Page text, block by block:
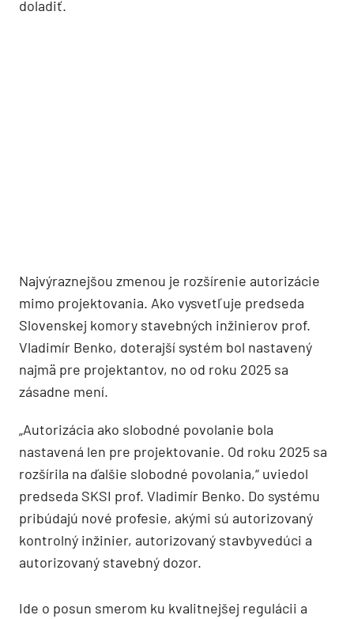
doladiť.
Najvýraznejšou zmenou je rozšírenie autorizácie
mimo projektovania. Ako vysvetľuje predseda
Slovenskej komory stavebných inžinierov prof.
Vladimír Benko, doterajší systém bol nastavený
najmä pre projektantov, no od roku 2025 sa
zásadne mení.
„Autorizácia ako slobodné povolanie bola
nastavená len pre projektovanie. Od roku 2025 sa
rozšírila na ďalšie slobodné povolania,“ uviedol
predseda SKSI prof. Vladimír Benko. Do systému
pribúdajú nové profesie, akými sú autorizovaný
kontrolný inžinier, autorizovaný stavbyvedúci a
autorizovaný stavebný dozor.
Ide o posun smerom ku kvalitnejšej regulácii a